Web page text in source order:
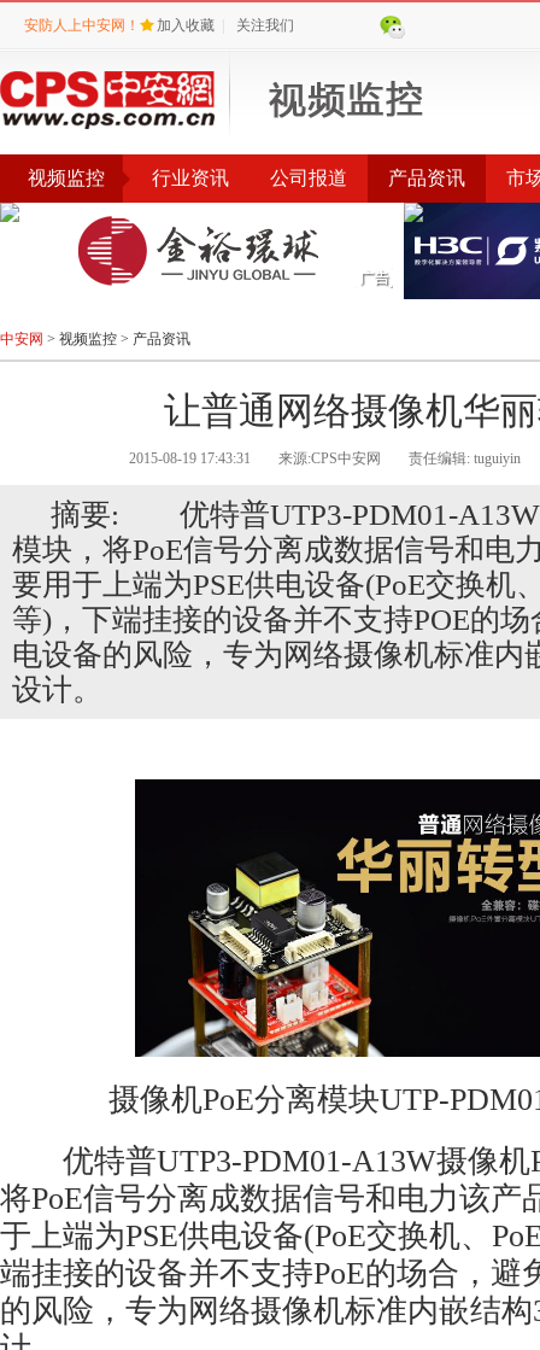
安防人上中安网！ 加入收藏 关注我们
视频监控 行业资讯 公司报道 产品资讯 市
产品专题 品牌
中安网 > 视频监控 > 产品资讯
让普通网络摄像机华
2015-08-19 17:43:31 来源:CPS中安网 责任编辑: tuguiyin
摘要: 优特普UTP3-PDM01-A13W
模块，将PoE信号分离成数据信号和电
要用于上端为PSE供电设备(PoE交换机
等)，下端挂接的设备并不支持POE的
电设备的风险，专为网络摄像机标准内
设计。
摄像机PoE分离模块UTP-
优特普UTP3-PDM01-A13W摄像机
将PoE信号分离成数据信号和电力该产
于上端为PSE供电设备(PoE交换机、
端挂接的设备并不支持PoE的场合，避
的风险，专为 网络摄像机标准内嵌结构